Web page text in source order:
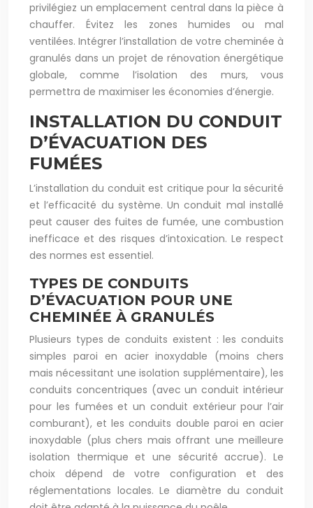
privilégiez un emplacement central dans la pièce à
chauffer. Évitez les zones humides ou mal
ventilées. Intégrer l’installation de votre cheminée à
granulés dans un projet de rénovation énergétique
globale, comme l’isolation des murs, vous
permettra de maximiser les économies d’énergie.
INSTALLATION DU CONDUIT
D’ÉVACUATION DES
FUMÉES
L’installation du conduit est critique pour la sécurité
et l’efficacité du système. Un conduit mal installé
peut causer des fuites de fumée, une combustion
inefficace et des risques d’intoxication. Le respect
des normes est essentiel.
TYPES DE CONDUITS
D’ÉVACUATION POUR UNE
CHEMINÉE À GRANULÉS
Plusieurs types de conduits existent : les conduits
simples paroi en acier inoxydable (moins chers
mais nécessitant une isolation supplémentaire), les
conduits concentriques (avec un conduit intérieur
pour les fumées et un conduit extérieur pour l’air
comburant), et les conduits double paroi en acier
inoxydable (plus chers mais offrant une meilleure
isolation thermique et une sécurité accrue). Le
choix dépend de votre configuration et des
réglementations locales. Le diamètre du conduit